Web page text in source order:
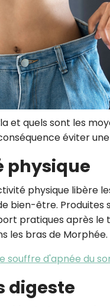
et quels sont les
éviter
physique
physique libère
bien-être.
pratiques après
les bras de Morphée.
souffre d'apnée du
digeste